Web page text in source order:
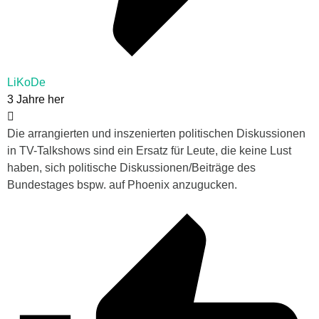
LiKoDe
3 Jahre her
Die arrangierten und inszenierten politischen Diskussionen
in TV-Talkshows sind ein Ersatz für Leute, die keine Lust
haben, sich politische Diskussionen/Beiträge des
Bundestages bspw. auf Phoenix anzugucken.